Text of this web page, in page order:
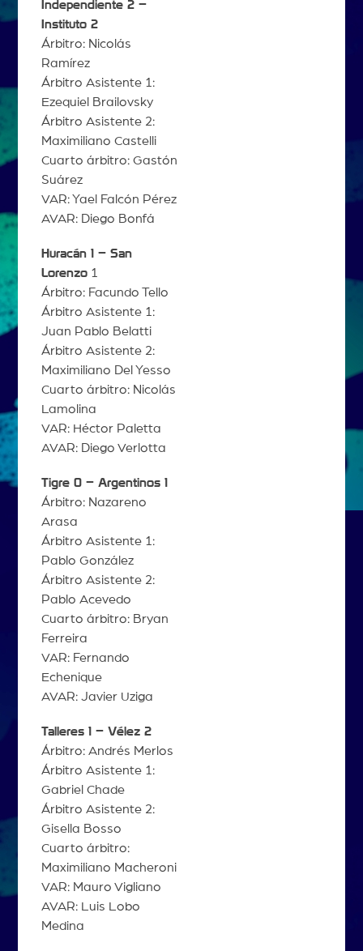
Independiente 2 –
Instituto 2
Árbitro: Nicolás
Ramírez
Árbitro Asistente 1:
Ezequiel Brailovsky
Árbitro Asistente 2:
Maximiliano Castelli
Cuarto árbitro: Gastón
Suárez
VAR: Yael Falcón Pérez
AVAR: Diego Bonfá
Huracán 1 – San
Lorenzo1
Árbitro: Facundo Tello
Árbitro Asistente 1:
Juan Pablo Belatti
Árbitro Asistente 2:
Maximiliano Del Yesso
Cuarto árbitro: Nicolás
Lamolina
VAR: Héctor Paletta
AVAR: Diego Verlotta
Tigre 0 – Argentinos 1
Árbitro: Nazareno
Arasa
Árbitro Asistente 1:
Pablo González
Árbitro Asistente 2:
Pablo Acevedo
Cuarto árbitro: Bryan
Ferreira
VAR: Fernando
Echenique
AVAR: Javier Uziga
Talleres 1 – Vélez 2
Árbitro: Andrés Merlos
Árbitro Asistente 1:
Gabriel Chade
Árbitro Asistente 2:
Gisella Bosso
Cuarto árbitro:
Maximiliano Macheroni
VAR: Mauro Vigliano
AVAR: Luis Lobo
Medina